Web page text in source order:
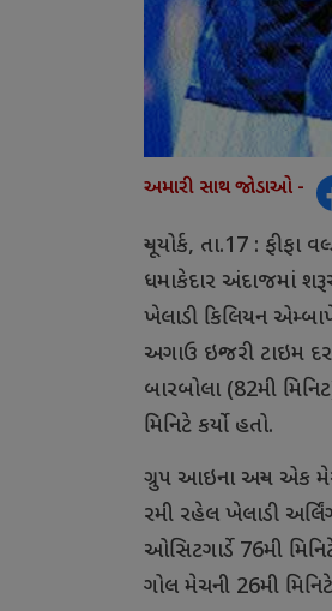
અમારી સાથ જોડાઓ -
ન્યૂયોર્ક, તા.17 : ફીફા
ધમાકેદાર અંદાજમાં
ખેલાડી કિલિયન
અગાઉ ઇન્જરી ટાઇમ
બારબોલા (82મી
મિનિટે કર્યો હતો.
ગ્રુપ આઇના અન્ય એક
રમી રહેલ ખેલાડી
ઓસિટગાર્ડે 76મી
ગોલ મેચની 26મી